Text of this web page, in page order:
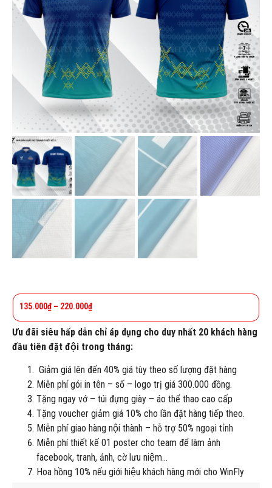
135.000₫ – 220.000₫
Ưu đãi siêu hấp dẫn chỉ áp dụng cho duy nhất 20 khách hàng
đầu tiên đặt đội trong tháng:
Giảm giá lên đến 40% giá tùy theo số lượng đặt hàng
Miễn phí gói in tên – số – logo trị giá 300.000 đồng.
Tặng ngay vớ – túi đựng giày – áo thể thao cao cấp
Tặng voucher giảm giá 10% cho lần đặt hàng tiếp theo.
Miễn phí giao hàng nội thành – hỗ trợ 50% ngoại tỉnh
Miễn phí thiết kế 01 poster cho team để làm ảnh
facebook, tranh, ảnh, cờ lưu niệm…
Hoa hồng 10% nếu giới hiệu khách hàng mới cho WinFly